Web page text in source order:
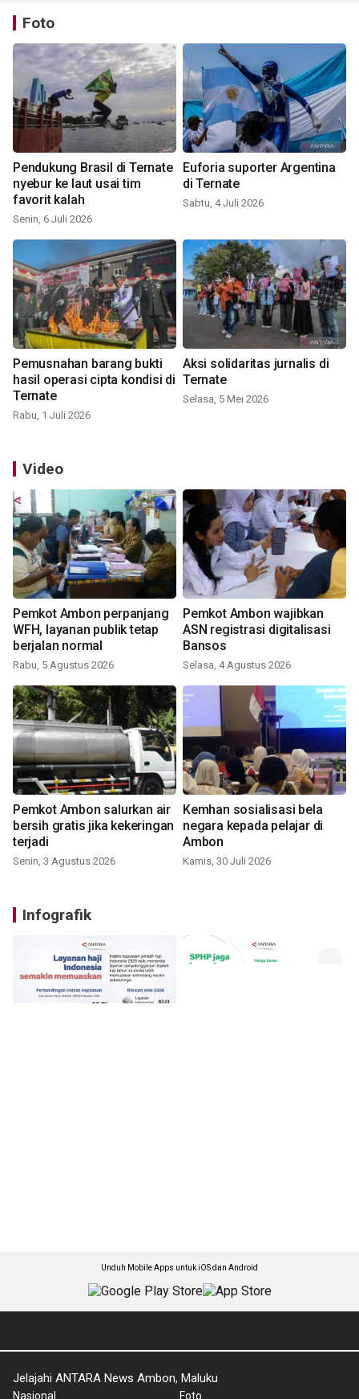
Foto
Pendukung Brasil di Ternate
nyebur ke laut usai tim
favorit kalah
Senin, 6 Juli 2026
Euforia suporter Argentina
di Ternate
Sabtu, 4 Juli 2026
Pemusnahan barang bukti
hasil operasi cipta kondisi di
Ternate
Rabu, 1 Juli 2026
Aksi solidaritas jurnalis di
Ternate
Selasa, 5 Mei 2026
Video
Pemkot Ambon perpanjang
WFH, layanan publik tetap
berjalan normal
Rabu, 5 Agustus 2026
Pemkot Ambon wajibkan
ASN registrasi digitalisasi
Bansos
Selasa, 4 Agustus 2026
Pemkot Ambon salurkan air
bersih gratis jika kekeringan
terjadi
Senin, 3 Agustus 2026
Kemhan sosialisasi bela
negara kepada pelajar di
Ambon
Kamis, 30 Juli 2026
Infografik
Unduh Mobile Apps untuk iOS dan Android
Jelajahi ANTARA News Ambon, Maluku
Nasional Foto